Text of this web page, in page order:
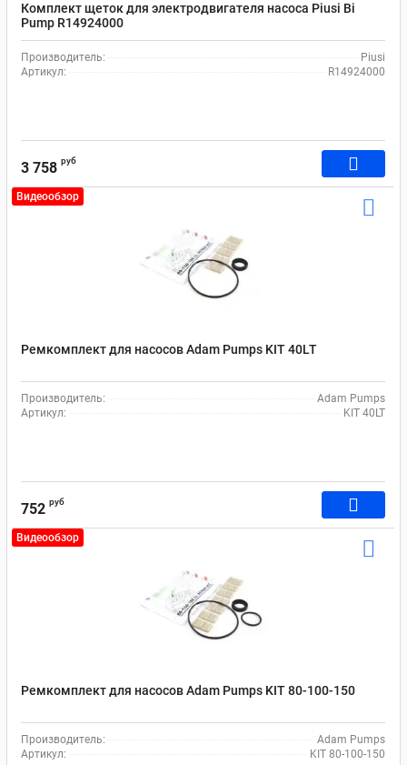
Комплект щеток для электродвигателя насоса Piusi Bi
Pump R14924000
Производитель:
Piusi
Артикул:
R14924000
3 758 руб
Видеообзор
Ремкомплект для насосов Adam Pumps KIT 40LT
Производитель:
Adam Pumps
Артикул:
KIT 40LT
752 руб
Видеообзор
Ремкомплект для насосов Adam Pumps KIT 80-100-150
Производитель:
Adam Pumps
Артикул:
KIT 80-100-150